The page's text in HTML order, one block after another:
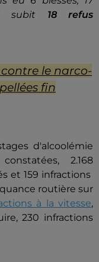
subit 18 refus
le narco-
fin
d'alcoolémie
2.168
et 159 infractions
routière sur
à la vitesse,
230 infractions